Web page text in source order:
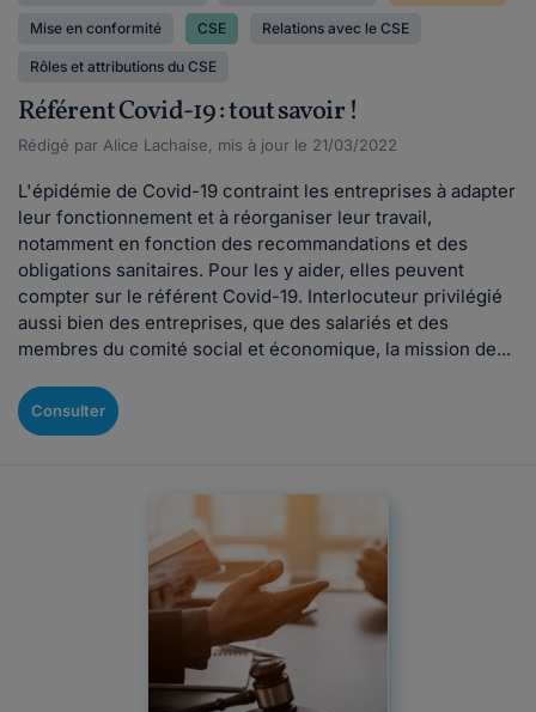
Mise en conformité CSE Relations avec le CSE
Rôles et attributions du CSE
Référent Covid-19 : tout savoir !
Rédigé par Alice Lachaise, mis à jour le 21/03/2022
L'épidémie de Covid-19 contraint les entreprises à adapter
leur fonctionnement et à réorganiser leur travail,
notamment en fonction des recommandations et des
obligations sanitaires. Pour les y aider, elles peuvent
compter sur le référent Covid-19. Interlocuteur privilégié
aussi bien des entreprises, que des salariés et des
membres du comité social et économique, la mission de...
Consulter